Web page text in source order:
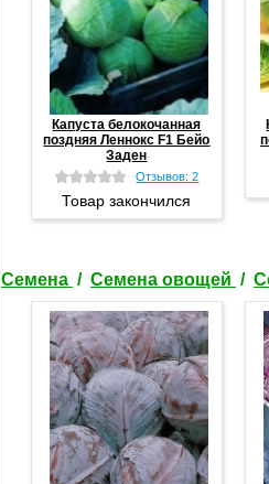
Капуста белокочанная
поздняя Леннокс F1 Бейо
Заден
Отзывов: 2
Товар закончился
Семена / Семена овощей /